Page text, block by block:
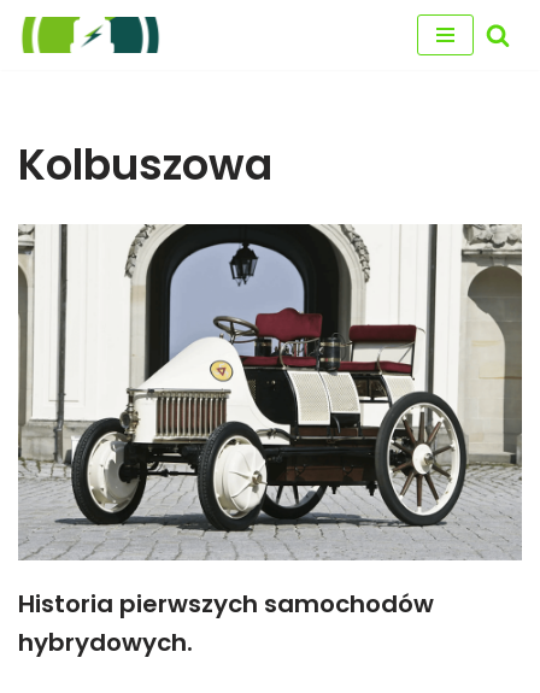
Kolbuszowa
Historia pierwszych samochodów
hybrydowych.